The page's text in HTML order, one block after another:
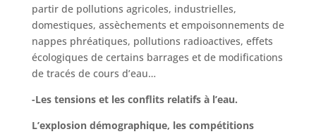
partir de pollutions agricoles, industrielles,
domestiques, assèchements et empoisonnements de
nappes phréatiques, pollutions radioactives, effets
écologiques de certains barrages et de modifications
de tracés de cours d’eau…
-Les tensions et les conflits relatifs à l’eau.
L’explosion démographique, les compétitions